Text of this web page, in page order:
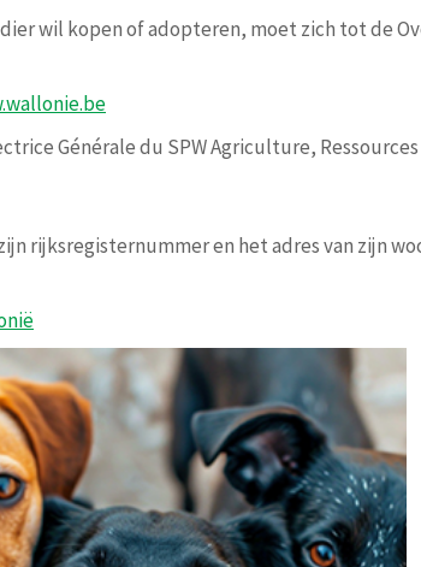
wil kopen of adopteren, moet zich tot de
Générale du SPW Agriculture,
rijksregisternummer en het adres van zijn